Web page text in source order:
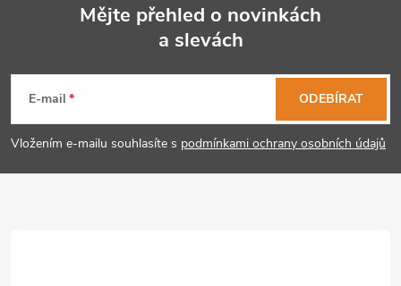
a
í
p
p
a
Mějte přehled o novinkách
a slevách
E-mail
Vložením e-mailu souhlasíte s podmínkami ochrany osobních údajů
ODEBÍRAT